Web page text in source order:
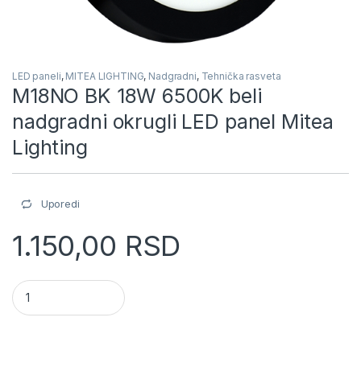
LED paneli, MITEA LIGHTING, Nadgradni, Tehnička rasveta
M18NO BK 18W 6500K beli
nadgradni okrugli LED panel Mitea
Lighting
Uporedi
1.150,00 RSD
M18NO BK 18W 6500K beli nadgradni okrugli LED panel